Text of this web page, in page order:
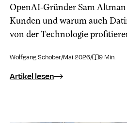
OpenAI-Gründer Sam
Kunden und warum auch
von der Technologie
Wolfgang Schober/Mai 2026/ 9 Min.
Artikel lesen